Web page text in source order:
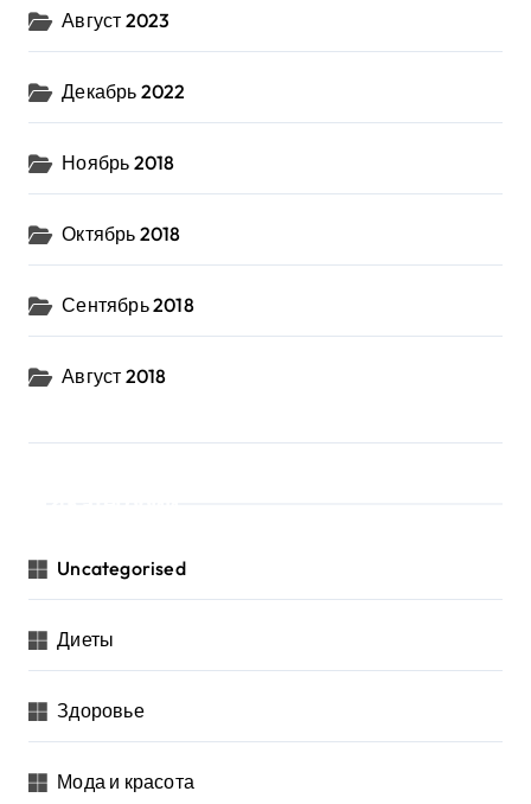
Август 2023
Декабрь 2022
Ноябрь 2018
Октябрь 2018
Сентябрь 2018
Август 2018
Uncategorised
Диеты
Здоровье
Мода и красота